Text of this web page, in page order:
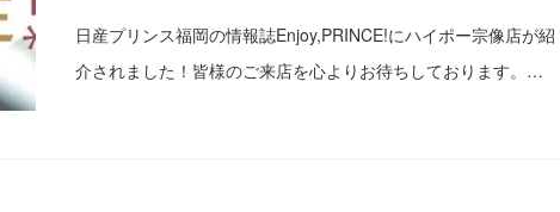
日産プリンス福岡の情報誌Enjoy,PRINCE!にハイポー宗像店が紹
介されました！皆様のご来店を心よりお待ちしております。…